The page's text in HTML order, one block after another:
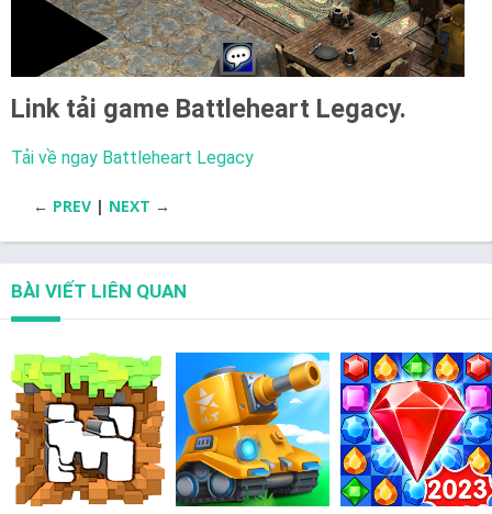
Link tải game Battleheart Legacy.
Tải về ngay Battleheart Legacy
← PREV | NEXT →
BÀI VIẾT LIÊN QUAN